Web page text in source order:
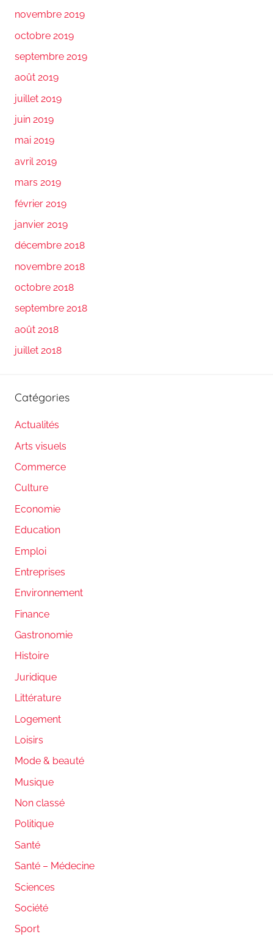
novembre 2019
octobre 2019
septembre 2019
août 2019
juillet 2019
juin 2019
mai 2019
avril 2019
mars 2019
février 2019
janvier 2019
décembre 2018
novembre 2018
octobre 2018
septembre 2018
août 2018
juillet 2018
Catégories
Actualités
Arts visuels
Commerce
Culture
Economie
Education
Emploi
Entreprises
Environnement
Finance
Gastronomie
Histoire
Juridique
Littérature
Logement
Loisirs
Mode & beauté
Musique
Non classé
Politique
Santé
Santé – Médecine
Sciences
Société
Sport